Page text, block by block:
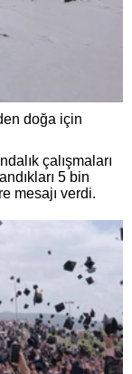
doğa için
çalışmaları
5 bin
mesajı verdi.